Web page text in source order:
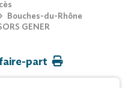
Bouches-du-Rhône
GENER
part